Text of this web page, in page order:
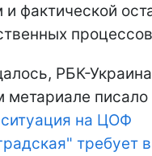
и фактической
РБК-
метариале
ситуация на ЦОФ
требует